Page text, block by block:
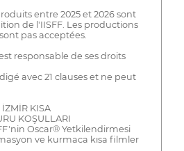
entre 2025 et 2026 sont
de l'IISFF. Les productions
pas acceptées.
responsable de ses droits
avec 21 clauses et ne peut
İZMİR KISA
KOŞULLARI
Oscar® Yetkilendirmesi
ve kurmaca kısa filmler